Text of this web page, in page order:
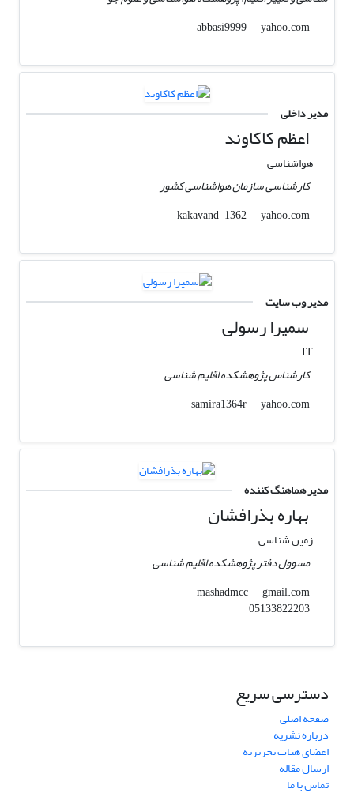
abbasi9999
yahoo.com
مدیر داخلی
اعظم کاکاوند
هواشناسی
کارشناسی سازمان هواشناسی کشور
kakavand_1362
yahoo.com
مدیر وب سایت
سمیرا رسولی
IT
کارشناس پژوهشکده اقلیم شناسی
samira1364r
yahoo.com
مدیر هماهنگ کننده
بهاره بذرافشان
زمین شناسی
مسوول دفتر پژوهشکده اقلیم شناسی
mashadmcc
gmail.com
05133822203
دسترسی سریع
صفحه اصلی
درباره نشریه
اعضای هیات تحریریه
ارسال مقاله
تماس با ما